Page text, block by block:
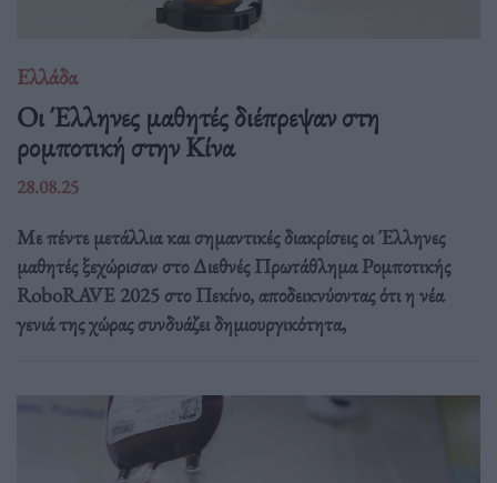
Ελλάδα
Οι Έλληνες μαθητές διέπρεψαν στη
ρομποτική στην Κίνα
28.08.25
Με πέντε μετάλλια και σημαντικές διακρίσεις οι Έλληνες
μαθητές ξεχώρισαν στο Διεθνές Πρωτάθλημα Ρομποτικής
RoboRAVE 2025 στο Πεκίνο, αποδεικνύοντας ότι η νέα
γενιά της χώρας συνδυάζει δημιουργικότητα,